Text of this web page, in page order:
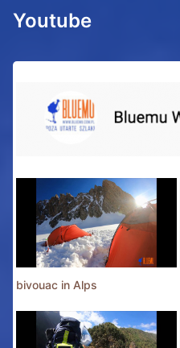
Youtube
bivouac in Alps